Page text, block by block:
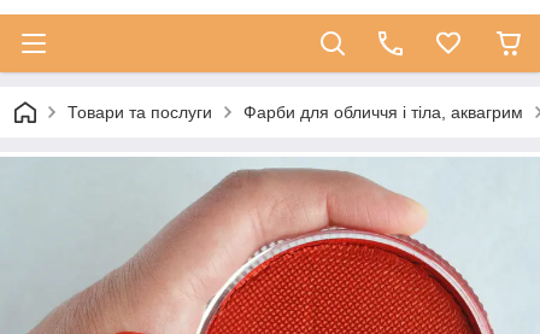
Товари та послуги Фарби для обличчя і тіла, аквагрим